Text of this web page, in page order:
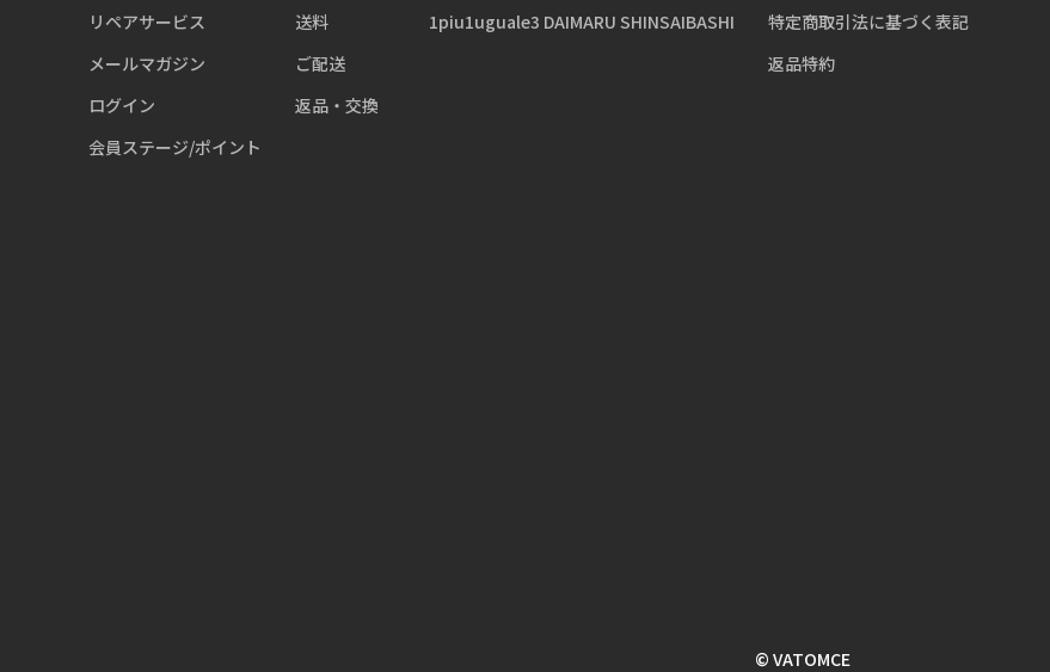
リペアサービス
メールマガジン
ログイン
会員ステージ/ポイント
送料
ご配送
返品・交換
1piu1uguale3 DAIMARU SHINSAIBASHI
特定商取引法に基づく表記
返品特約
© VATOMCE